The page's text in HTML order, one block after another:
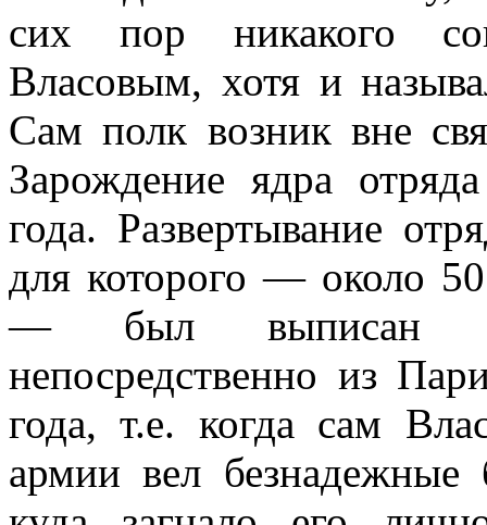
сих пор ни­какого
Власовым, хотя и
Сам полк возник вне
Зарож­дение ядра
года. Развертывание
для которого — около
— был выписан 9-
непосредственно из
года, т.е. когда сам
армии вел